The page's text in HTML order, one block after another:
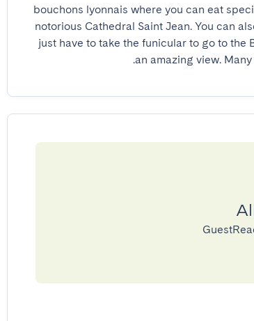
bouchons lyonnais where you can eat
notorious Cathedral Saint Jean. You can
just have to take the funicular to go to the
an amazing view.